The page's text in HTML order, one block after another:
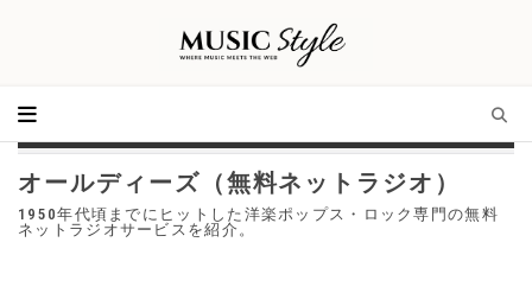
オールディーズ（無料ネットラジオ）
1950年代頃までにヒットした洋楽ポップス・ロック専門の無料
ネットラジオサービスを紹介。